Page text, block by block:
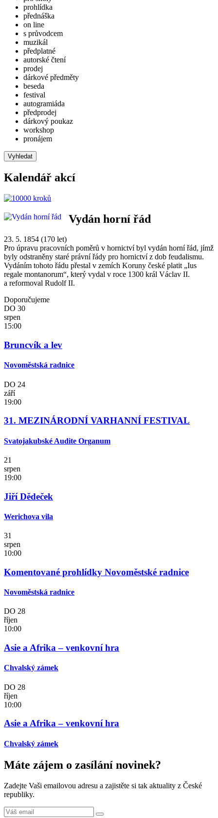
prohlídka
přednáška
on line
s průvodcem
muzikál
předplatné
autorské čtení
prodej
dárkové předměty
beseda
festival
autogramiáda
předprodej
dárkový poukaz
workshop
pronájem
Vyhledat
Kalendář akcí
Vydán horní řád
23. 5. 1854 (170 let)
Pro úpravu pracovních poměrů v hornictví byl vydán horní řád, jímž
byly odstraněny staré právní řády pro hornictví z dob feudalismu.
Vydáním tohoto řádu přestal v zemích Koruny české platit „Ius
regale montanorum“, který vydal v roce 1300 král Václav II.
a reformoval Rudolf II.
Doporučujeme
DO 30
srpen
15:00
Bruncvík a lev
Novoměstská radnice
DO 24
září
19:00
31. MEZINÁRODNÍ VARHANNÍ FESTIVAL
Svatojakubské Audite Organum
21
srpen
19:00
Jiří Dědeček
Werichova vila
31
srpen
10:00
Komentované prohlídky Novoměstské radnice
Novoměstská radnice
DO 28
říjen
10:00
Asie a Afrika – venkovní hra
Chvalský zámek
DO 28
říjen
10:00
Asie a Afrika – venkovní hra
Chvalský zámek
Máte zájem o zasílání novinek?
Zadejte Vaši emailovou adresu a zajistěte si tak aktuality z České
republiky.